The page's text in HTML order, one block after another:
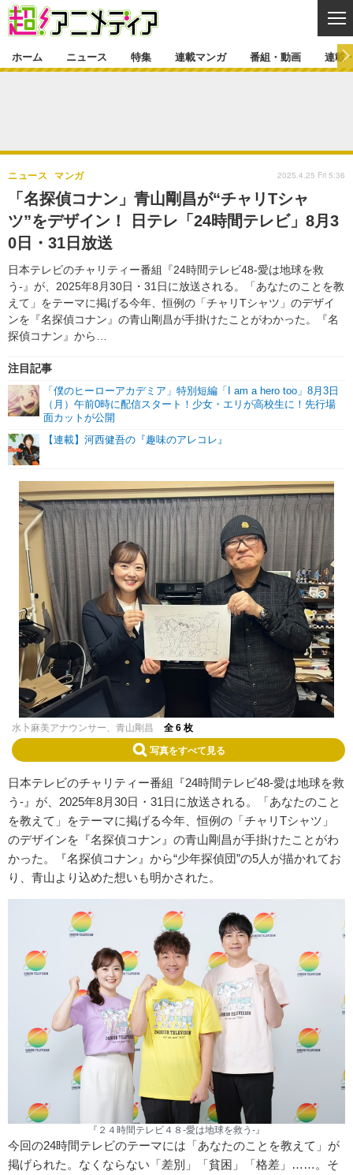
ゲーム・アプリ マンガ
グッズ イベント
声優
舞台 新帝スタ
特集一覧 カバー
ラキりす
連載マンガ
連載マンガ一覧
番組・動画
番組・動画一覧 ラジオ
動画
連載・ブログ
連載・ブログ一覧
編集部ブログ・お知らせ
ホーム ニュース 特集 連載マンガ 番組・動画 連載
「名探偵コナン」青山剛昌が“チャリTシャ
ツ”をデザイン！ 日テレ「24時間テレビ」8月3
0日・31日放送
日本テレビのチャリティー番組『24時間テレビ48-愛は地球を救
う-』が、2025年8月30日・31日に放送される。「あなたのことを教
えて」をテーマに掲げる今年、恒例の「チャリTシャツ」のデザイ
ンを『名探偵コナン』の青山剛昌が手掛けたことがわかった。『名
探偵コナン』から…
ニュース マンガ
注目記事
「僕のヒーローアカデミア」特別短編「I am a hero too」8月3日
（月）午前0時に配信スタート！少女・エリが高校生に！先行場
面カットが公開
【連載】河西健吾の『趣味のアレコレ』
2025.4.25 Fri 5:36
水卜麻美アナウンサー、青山剛昌 全 6 枚
写真をすべて見る
日本テレビのチャリティー番組『24時間テレビ48-愛は地球を救
う-』が、2025年8月30日・31日に放送される。「あなたのこと
を教えて」をテーマに掲げる今年、恒例の「チャリTシャツ」
のデザインを『名探偵コナン』の青山剛昌が手掛けたことがわ
かった。『名探偵コナン』から“少年探偵団”の5人が描かれてお
り、青山より込めた想いも明かされた。
『２４時間テレビ４８-愛は地球を救う-』
今回の24時間テレビのテーマには「あなたのことを教えて」が
掲げられた。なくならない「差別」「貧困」「格差」……。そ